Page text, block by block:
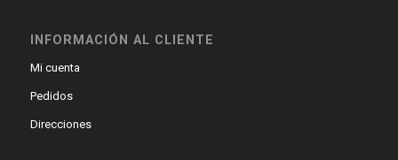
INFORMACIÓN AL CLIENTE
Mi cuenta
Pedidos
Direcciones